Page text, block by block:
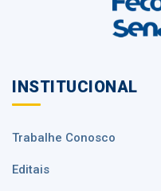
INSTITUCIONAL
Trabalhe Conosco
Editais